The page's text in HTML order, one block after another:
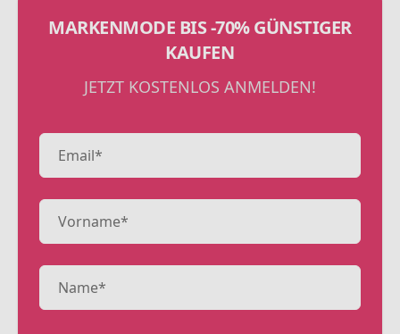
MARKENMODE BIS -70% GÜNSTIGER
KAUFEN
JETZT KOSTENLOS ANMELDEN!